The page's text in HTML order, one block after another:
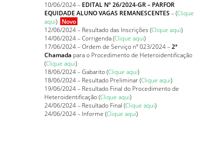
10/06/2024 – EDITAL Nº 26/2024-GR – PARFOR
EQUIDADE ALUNO VAGAS REMANESCENTES – (Clique
aqui)
Novo
12/06/2024 – Resultado das Inscrições (Clique aqui)
14/06/2024 – Corrigenda (Clique aqui)
17/06/2024 – Ordem de Serviço nº 023/2024 –2ª
Chamada para o Procedimento de Heteroidentificação
(Clique aqui)
18/06/2024 – Gabarito (Clique aqui)
18/06/2024 – Resultado Preliminar (Clique aqui)
19/06/2024 – Resultado Final do Procedimento de
Heteroidentificação (Clique aqui)
24/06/2024 – Resultado Final (Clique aqui)
24/06/2024 – Informe (Clique aqui)